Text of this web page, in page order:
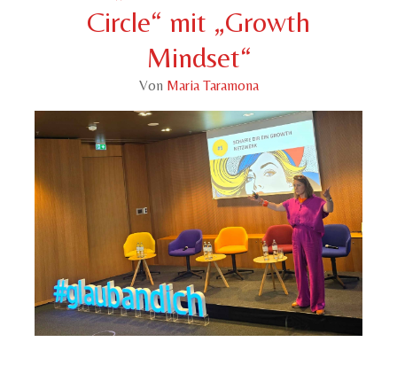
Circle“ mit „Growth
Mindset“
Von Maria Taramona